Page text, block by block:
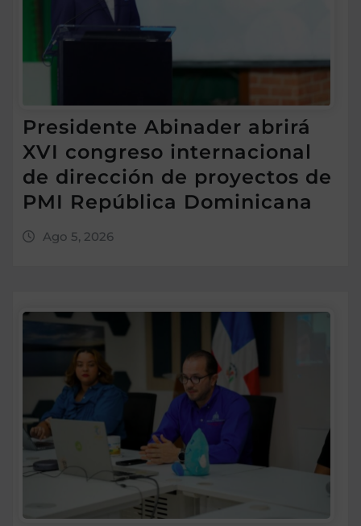
Presidente Abinader abrirá
XVI congreso internacional
de dirección de proyectos de
PMI República Dominicana
Ago 5, 2026